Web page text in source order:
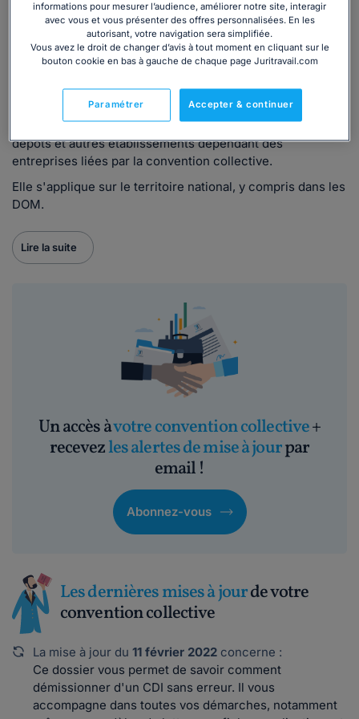
de cartonnage(brochure JO n°3135, IDCC 489), vise
notamment les activités de fabrication d'emballages en
carton ondulé, de cartonnage pour la photo, de
cartonnage de bureau, magasin et classement.
Elle s'applique également aux salariés à domicile
employés dans ces entreprises ainsi qu'au personnel des
usines, sièges sociaux, administratifs ou commerciaux, les
dépôts et autres établissements dépendant des
entreprises liées par la convention collective.
Elle s'applique sur le territoire national, y compris dans les
DOM.
Lire la suite
Un accès àvotre convention collective+
recevezles alertes de mise à jourpar
email !
Abonnez-vous
Les dernières mises à jourde votre
convention collective
La mise à jour du 11 février 2022 concerne :
Ce dossier vous permet de savoir comment
démissionner d'un CDI sans erreur. Il vous
accompagne dans toutes vos démarches, notamment
informations pour mesurer l’audience, améliorer notre site, interagir
avec vous et vous présenter des offres personnalisées. En les
autorisant, votre navigation sera simplifiée.
Vous avez le droit de changer d’avis à tout moment en cliquant sur le
bouton cookie en bas à gauche de chaque page Juritravail.com
Accepter & continuer
Paramétrer